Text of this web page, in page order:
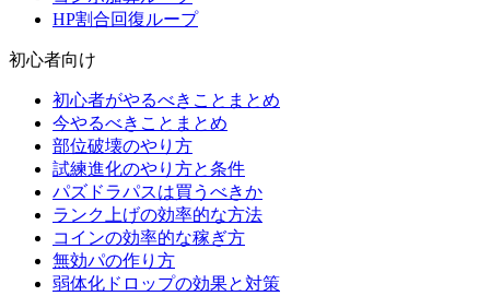
HP割合回復ループ
初心者向け
初心者がやるべきことまとめ
今やるべきことまとめ
部位破壊のやり方
試練進化のやり方と条件
パズドラパスは買うべきか
ランク上げの効率的な方法
コインの効率的な稼ぎ方
無効パの作り方
弱体化ドロップの効果と対策